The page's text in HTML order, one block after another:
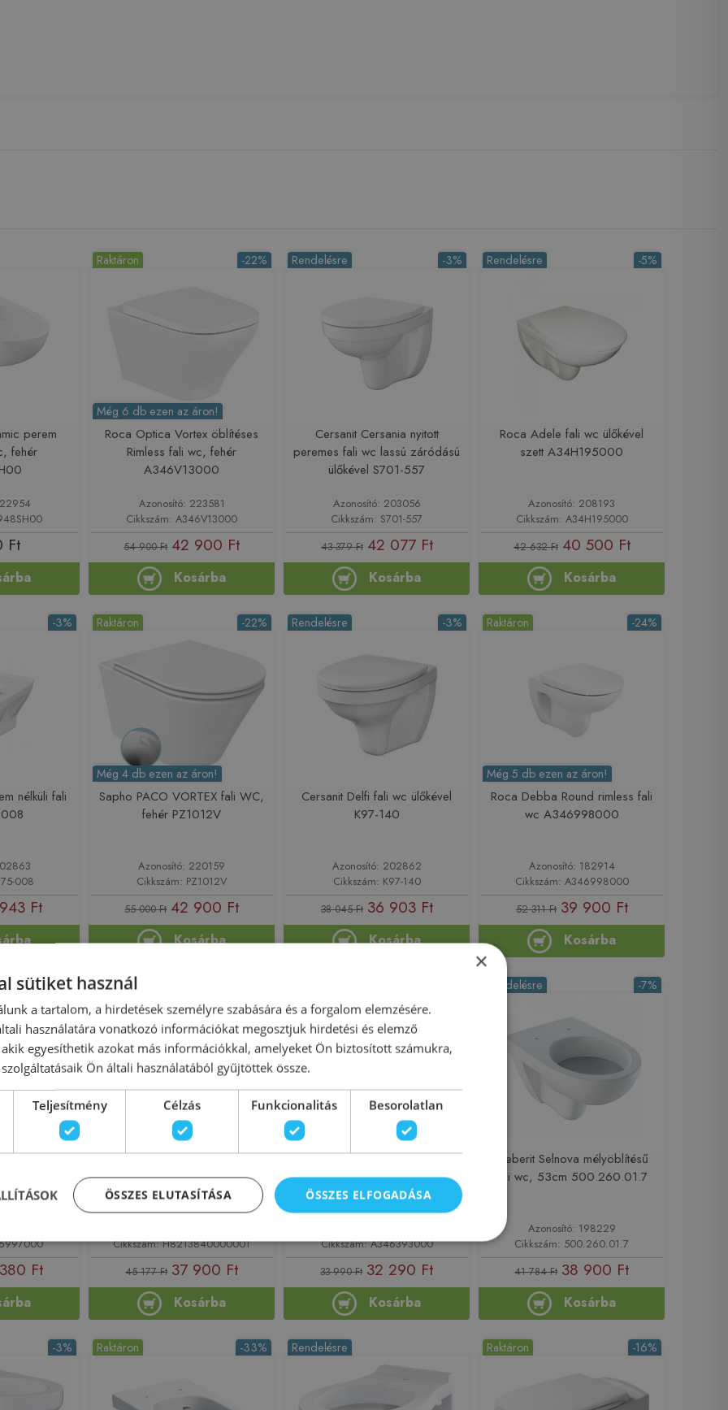
perem
fehér
Ft
-22%
Raktáron
Még 6 db ezen az áron!
Roca Optica Vortex öblítéses
Rimless fali wc, fehér
A346V13000
Azonosító: 223581
Cikkszám: A346V13000
54 900 Ft 42 900 Ft
Kosárba
-3%
Rendelésre
Cersanit Cersania nyitott
peremes fali wc lassú záródású
ülőkével S701-557
Azonosító: 203056
Cikkszám: S701-557
43 379 Ft 42 077 Ft
Kosárba
-5%
Rendelésre
Roca Adele fali wc ülőkével
szett A34H195000
Azonosító: 208193
Cikkszám: A34H195000
42 632 Ft 40 500 Ft
Kosárba
-3%
nélküli fali
008
Ft
-22%
Raktáron
Még 4 db ezen az áron!
Sapho PACO VORTEX fali WC,
fehér PZ1012V
Azonosító: 220159
Cikkszám: PZ1012V
55 000 Ft 42 900 Ft
Kosárba
-3%
Rendelésre
Cersanit Delfi fali wc ülőkével
K97-140
Azonosító: 202862
Cikkszám: K97-140
38 045 Ft 36 903 Ft
Kosárba
-24%
Raktáron
Még 5 db ezen az áron!
Roca Debba Round rimless fali
wc A346998000
Azonosító: 182914
Cikkszám: A346998000
52 311 Ft 39 900 Ft
Kosárba
-7%
Wc csésze
Ft
Raktáron
Jika Lyra Plus rimless - perem
nélküli fali wc
H8213840000001
Cikkszám: H8213840000001
45 177 Ft 37 900 Ft
Kosárba
Roca Victoria rimless fali wc
A346393000
Cikkszám: A346393000
33 990 Ft 32 290 Ft
Kosárba
-7%
Rendelésre
Geberit Selnova mélyöblítésű
fali wc, 53cm 500.260.01.7
Azonosító: 198229
Cikkszám: 500.260.01.7
41 784 Ft 38 900 Ft
Kosárba
-3% -33%
Raktáron Rendelésre -16%
Raktáron
×
sütiket használ
a tartalom, a hirdetések személyre szabására és a forgalom elemzésére.
használatára vonatkozó információkat megosztjuk hirdetési és elemző
egyesíthetik azokat más információkkal, amelyeket Ön biztosított számukra,
Ön általi használatából gyűjtöttek össze.
Teljesítmény Célzás Funkcionalitás Besorolatlan
ÖSSZES ELFOGADÁSA
ÖSSZES ELUTASÍTÁSA